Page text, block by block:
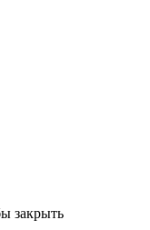
закрыть